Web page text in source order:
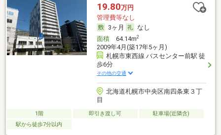
19.80万円
管理費等なし
3ヶ月
なし
面積64.14m2
2009年4月(築17年5ヶ月)
札幌市東西線 バスセンター前駅 徒
歩6分
その他の交通
北海道札幌市中央区南四条東３丁
目
1階 即引き渡し可
駐車場(近隣含)
駅から徒歩7分以内